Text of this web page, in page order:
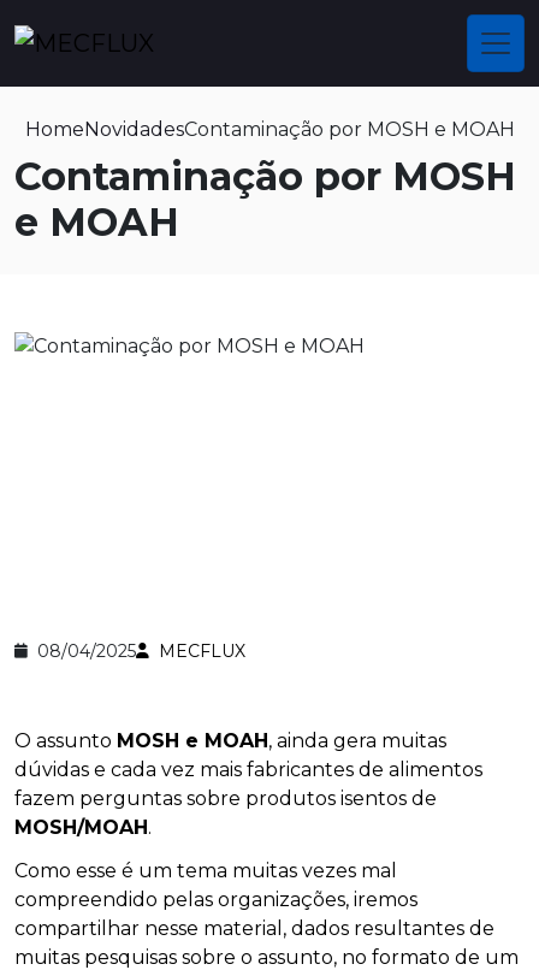
HomeNovidadesContaminação por MOSH e MOAH
Contaminação por MOSH
e MOAH
08/04/2025 MECFLUX
O assunto MOSH e MOAH, ainda gera muitas
dúvidas e cada vez mais fabricantes de alimentos
fazem perguntas sobre produtos isentos de
MOSH/MOAH.
Como esse é um tema muitas vezes mal
compreendido pelas organizações, iremos
compartilhar nesse material, dados resultantes de
muitas pesquisas sobre o assunto, no formato de um